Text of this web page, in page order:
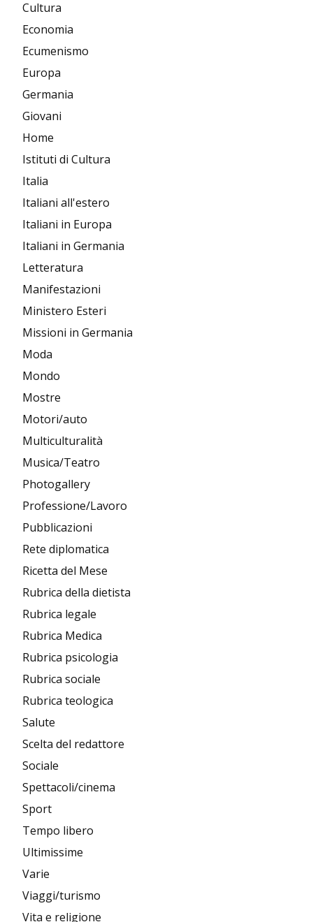
Cultura
Economia
Ecumenismo
Europa
Germania
Giovani
Home
Istituti di Cultura
Italia
Italiani all'estero
Italiani in Europa
Italiani in Germania
Letteratura
Manifestazioni
Ministero Esteri
Missioni in Germania
Moda
Mondo
Mostre
Motori/auto
Multiculturalità
Musica/Teatro
Photogallery
Professione/Lavoro
Pubblicazioni
Rete diplomatica
Ricetta del Mese
Rubrica della dietista
Rubrica legale
Rubrica Medica
Rubrica psicologia
Rubrica sociale
Rubrica teologica
Salute
Scelta del redattore
Sociale
Spettacoli/cinema
Sport
Tempo libero
Ultimissime
Varie
Viaggi/turismo
Vita e religione